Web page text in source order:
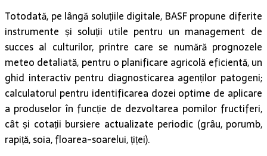
Totodată, pe lângă soluțiile digitale, BASF propune diferite
instrumente și soluții utile pentru un management de
succes al culturilor, printre care se numără prognozele
meteo detaliată, pentru o planificare agricolă eficientă, un
ghid interactiv pentru diagnosticarea agenților patogeni;
calculatorul pentru identificarea dozei optime de aplicare
a produselor în funcție de dezvoltarea pomilor fructiferi,
cât și cotații bursiere actualizate periodic (grâu, porumb,
rapiță, soia, floarea-soarelui, țiței).